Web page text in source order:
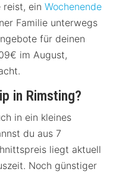
reist, ein Wochenende
Familie unterwegs
für deinen
im August,
in Rimsting?
in ein kleines
du aus 7
liegt aktuell
Noch günstiger